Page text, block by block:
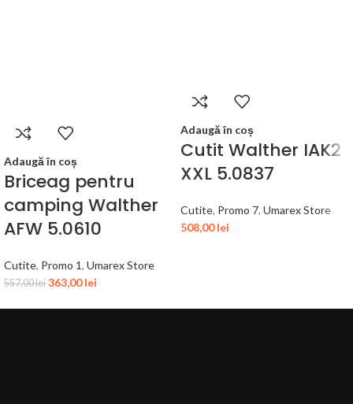
Adaugă în coș
Briceag pentru
camping Walther
AFW 5.0610
Cutite, Promo 1, Umarex Store
557,00lei 363,00lei
Adaugă în coș
Cutit Walther IAK2
XXL 5.0837
Cutite, Promo 7, Umarex Store
508,00lei